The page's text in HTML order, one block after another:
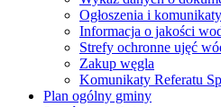
Ogłoszenia i
Informacja o jakości
Strefy ochronne ujęć
Zakup węgla
Komunikaty Referatu
Plan ogólny gminy